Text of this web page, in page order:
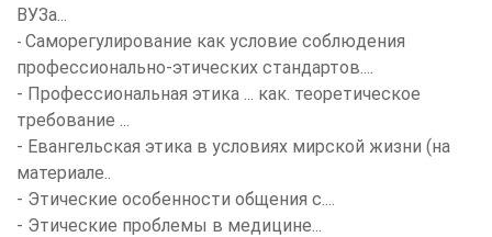
ВУЗа...
- Саморегулирование как условие соблюдения
профессионально-этических стандартов....
- Профессиональная этика ... как. теоретическое
требование ...
- Евангельская этика в условиях мирской жизни (на
материале..
- Этические особенности общения с....
- Этические проблемы в медицине...